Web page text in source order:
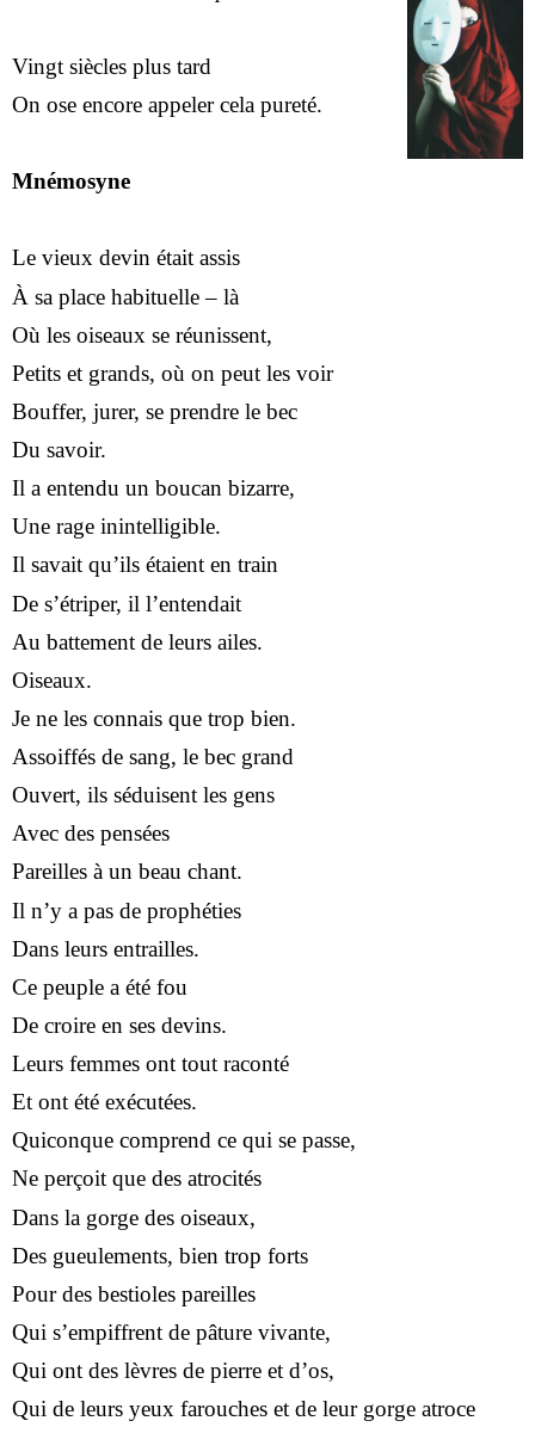
Vingt siècles plus tard
On ose encore appeler cela pureté.
Mnémosyne
Le vieux devin était assis
À sa place habituelle – là
Où les oiseaux se réunissent,
Petits et grands, où on peut les voir
Bouffer, jurer, se prendre le bec
Du savoir.
Il a entendu un boucan bizarre,
Une rage inintelligible.
Il savait qu’ils étaient en train
De s’étriper, il l’entendait
Au battement de leurs ailes.
Oiseaux.
Je ne les connais que trop bien.
Assoiffés de sang, le bec grand
Ouvert, ils séduisent les gens
Avec des pensées
Pareilles à un beau chant.
Il n’y a pas de prophéties
Dans leurs entrailles.
Ce peuple a été fou
De croire en ses devins.
Leurs femmes ont tout raconté
Et ont été exécutées.
Quiconque comprend ce qui se passe,
Ne perçoit que des atrocités
Dans la gorge des oiseaux,
Des gueulements, bien trop forts
Pour des bestioles pareilles
Qui s’empiffrent de pâture vivante,
Qui ont des lèvres de pierre et d’os,
Qui de leurs yeux farouches et de leur gorge atroce